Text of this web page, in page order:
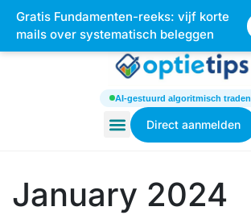
AI-gestuurd algoritmisch traden
Direct aanmelden
January 2024
Gratis Fundamenten-reeks: vijf korte
mails over systematisch beleggen